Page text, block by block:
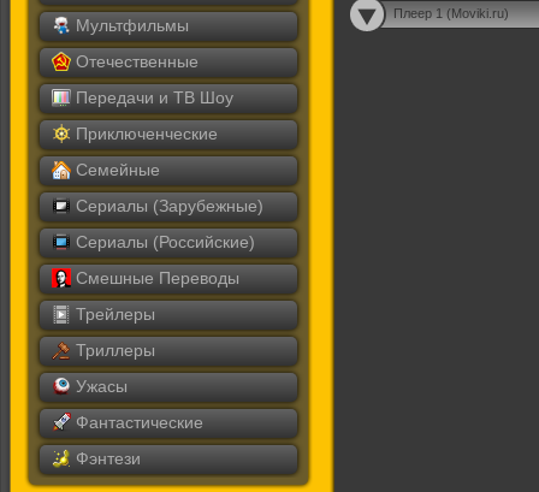
Мультфильмы
Отечественные
Передачи и ТВ Шоу
Приключенческие
Семейные
Сериалы (Зарубежные)
Сериалы (Российские)
Смешные Переводы
Трейлеры
Триллеры
Ужасы
Фантастические
Фэнтези
Плеер 1 (Moviki.ru)